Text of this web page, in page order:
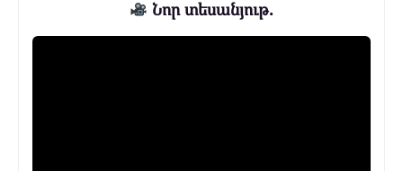
Նոր տեսանյութ.